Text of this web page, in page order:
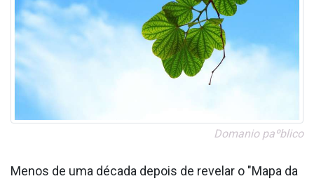
Doma­nio paºblico
Menos de uma década depois de revelar o "Mapa da